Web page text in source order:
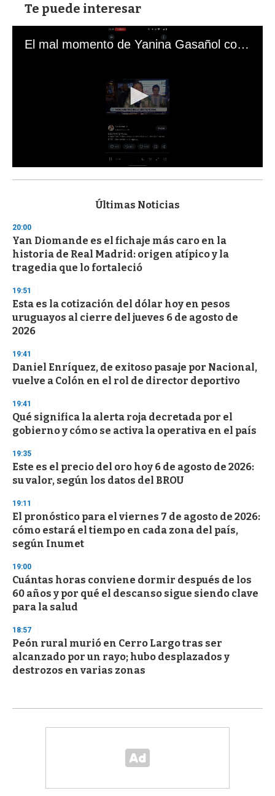
Te puede interesar
El mal momento de Yanina Gasañol con un hincha argentino en "Subrayado"
s
d
s
o
f
3
s
e
c
o
n
Últimas Noticias
20:00
Yan Diomande es el fichaje más caro en la
historia de Real Madrid: origen atípico y la
tragedia que lo fortaleció
19:51
Esta es la cotización del dólar hoy en pesos
uruguayos al cierre del jueves 6 de agosto de
2026
19:41
Daniel Enríquez, de exitoso pasaje por Nacional,
vuelve a Colón en el rol de director deportivo
19:41
Qué significa la alerta roja decretada por el
gobierno y cómo se activa la operativa en el país
19:35
Este es el precio del oro hoy 6 de agosto de 2026:
su valor, según los datos del BROU
19:11
El pronóstico para el viernes 7 de agosto de 2026:
cómo estará el tiempo en cada zona del país,
según Inumet
19:00
Cuántas horas conviene dormir después de los
60 años y por qué el descanso sigue siendo clave
para la salud
18:57
Peón rural murió en Cerro Largo tras ser
alcanzado por un rayo; hubo desplazados y
destrozos en varias zonas